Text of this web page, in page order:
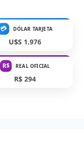
💳 DÓLAR TARJETA
U$S 1.976
R$ REAL OFICIAL
R$ 294